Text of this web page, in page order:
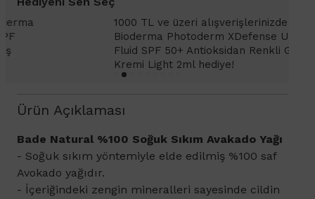
1000 TL ve üzeri alışverişlerinizde
Bioderma Photoderm XDefense Ultra
Fluid SPF 50+ Antioksidan Renkli Güneş
Kremi Light 2ml hediye!
Ürün Açıklaması
​Bade Natural %100 Soğuk Sıkım Avakado Yağı
- Soğuk sıkım yöntemiyle elde edilmiş %100 saf
Avokado yağıdır.
- İçeriğindeki zengin mineralleri sayesinde cildin